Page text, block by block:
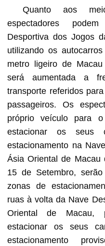
Quanto aos
espectadores
Desportiva dos Jogos
utilizando os
metro ligeiro de
será aumentada a
transporte referidos
passageiros. Os
próprio veículo para
estacionar os seus
estacionamento na
Ásia Oriental de
15 de Setembro,
zonas de
ruas à volta da Nave
Oriental de Macau,
estacionar os seus
estacionamento